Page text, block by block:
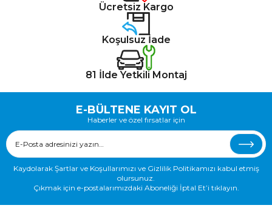
Ücretsiz Kargo
Koşulsuz İade
81 İlde Yetkili Montaj
E-BÜLTENE KAYIT OL
Haberler ve özel fırsatlar için
Kaydolarak Şartlar ve Koşullarımızı ve Gizlilik Politikamızı kabul etmiş
olursunuz.
Çıkmak için e-postalarımızdaki Aboneliği İptal Et’i tıklayın.